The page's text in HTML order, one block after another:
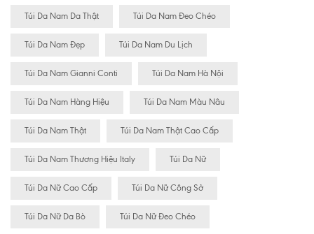
Túi Da Nam Da Thật Túi Da Nam Đeo Chéo
Túi Da Nam Đẹp Túi Da Nam Du Lịch
Túi Da Nam Gianni Conti Túi Da Nam Hà Nội
Túi Da Nam Hàng Hiệu Túi Da Nam Màu Nâu
Túi Da Nam Thật Túi Da Nam Thật Cao Cấp
Túi Da Nam Thương Hiệu Italy Túi Da Nữ
Túi Da Nữ Cao Cấp Túi Da Nữ Công Sở
Túi Da Nữ Da Bò Túi Da Nữ Đeo Chéo